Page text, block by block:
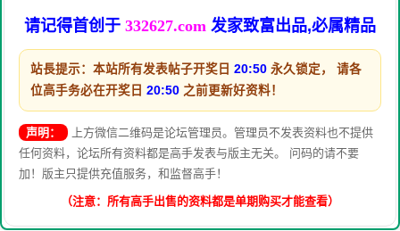
请记得首创于 332627.com 发家致富出品,必属精品
站長提示：本站所有发表帖子开奖日 20:50 永久锁定， 请各
位高手务必在开奖日 20:50 之前更新好资料！
声明：
上方微信二维码是论坛管理员。管理员不发表资料也不提供
任何资料，论坛所有资料都是高手发表与版主无关。 问码的请不要
加！版主只提供充值服务，和监督高手！
（注意：所有高手出售的资料都是单期购买才能查看）